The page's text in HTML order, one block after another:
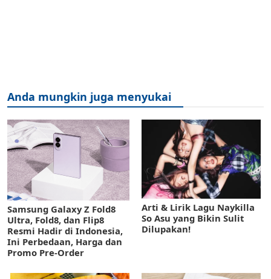
Anda mungkin juga menyukai
Samsung Galaxy Z Fold8
Ultra, Fold8, dan Flip8
Resmi Hadir di Indonesia,
Ini Perbedaan, Harga dan
Promo Pre-Order
Arti & Lirik Lagu Naykilla
So Asu yang Bikin Sulit
Dilupakan!